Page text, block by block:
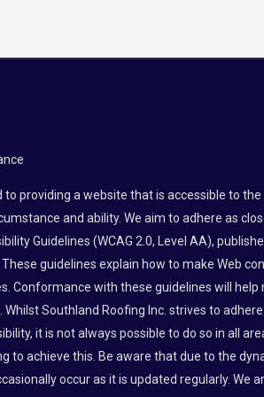
providing a website that is accessible to
and ability. We aim to adhere as
Guidelines (WCAG 2.0, Level AA),
guidelines explain how to make Web
Conformance with these guidelines will help
Southland Roofing Inc. strives to
it is not always possible to do so in all
to achieve this. Be aware that due to the
occur as it is updated regularly. We